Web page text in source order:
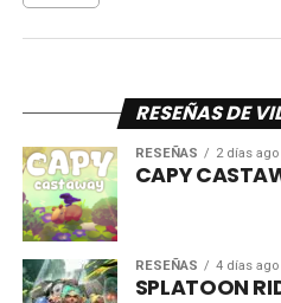
RESEÑAS DE
RESEÑAS 2 días ago
CAPY
RESEÑAS 4 días ago
SPLATOON